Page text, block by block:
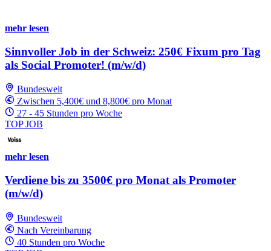
mehr lesen
Sinnvoller Job in der Schweiz: 250€ Fixum pro Tag
als Social Promoter! (m/w/d)
Bundesweit
Zwischen 5,400€ und 8,800€ pro Monat
27 - 45 Stunden pro Woche
TOP JOB
mehr lesen
Verdiene bis zu 3500€ pro Monat als Promoter
(m/w/d)
Bundesweit
Nach Vereinbarung
40 Stunden pro Woche